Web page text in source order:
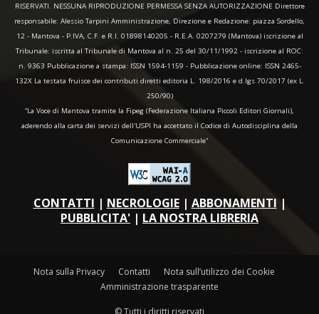
RISERVATI. NESSUNA RIPRODUZIONE PERMESSA SENZA AUTORIZZAZIONE Direttore
responsabile: Alessio Tarpini Amministrazione, Direzione e Redazione: piazza Sordello,
12 - Mantova - P.IVA, C.F. e R.I. 01898140205 - R.E.A. 0207279 (Mantova) iscrizione al
Tribunale: iscritta al Tribunale di Mantova al n. 25 del 30/11/1992 - iscrizione al ROC:
n. 9363 Pubblicazione a stampa: ISSN 1594-1159 - Pubblicazione online: ISSN 2465-
132X La testata fruisce dei contributi diretti editoria L. 198/2016 e d.lgs 70/2017 (ex L.
250/90)
“La Voce di Mantova tramite la Fipeg (Federazione Italiana Piccoli Editori Giornali),
aderendo alla carta dei servizi dell'USPI ha accettato il Codice di Autodisciplina della
Comunicazione Commerciale"
CONTATTI | NECROLOGIE| ABBONAMENTI |
PUBBLICITA' | LA NOSTRA LIBRERIA
Nota sulla Privacy Contatti
Nota sull’utilizzo dei Cookie
Amministrazione trasparente